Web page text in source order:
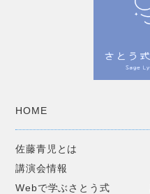
HOME
佐藤青児とは
講演会情報
Webで学ぶさとう式